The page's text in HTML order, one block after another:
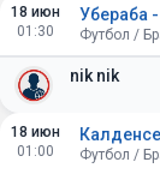
18 июн
01:30
nik nik
Убераба
Футбол /
18 июн
01:00
Футбол /